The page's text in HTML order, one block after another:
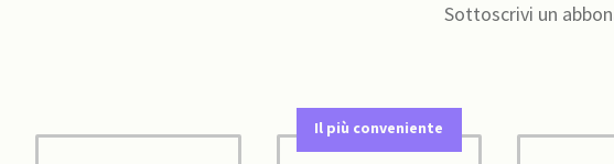
Sottoscrivi un
Il più conveniente